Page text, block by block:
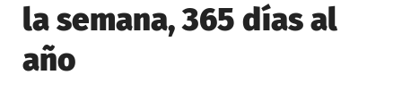
la semana, 365 días al
año